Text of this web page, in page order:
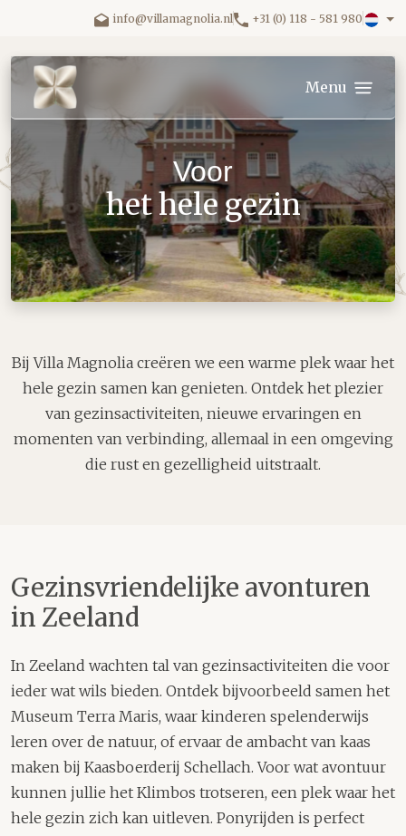
Ga direct naar inhoud.info@villamagnolia.nl +31 (0) 118 - 581 980
Villa Magnolia logo Menu
Voor
het hele gezin
Bij Villa Magnolia creëren we een warme plek waar het
hele gezin samen kan genieten. Ontdek het plezier
van gezinsactiviteiten, nieuwe ervaringen en
momenten van verbinding, allemaal in een omgeving
die rust en gezelligheid uitstraalt.
Gezinsvriendelijke avonturen
in Zeeland
In Zeeland wachten tal van gezinsactiviteiten die voor
ieder wat wils bieden. Ontdek bijvoorbeeld samen het
Museum Terra Maris, waar kinderen spelenderwijs
leren over de natuur, of ervaar de ambacht van kaas
maken bij Kaasboerderij Schellach. Voor wat avontuur
kunnen jullie het Klimbos trotseren, een plek waar het
hele gezin zich kan uitleven. Ponyrijden is perfect